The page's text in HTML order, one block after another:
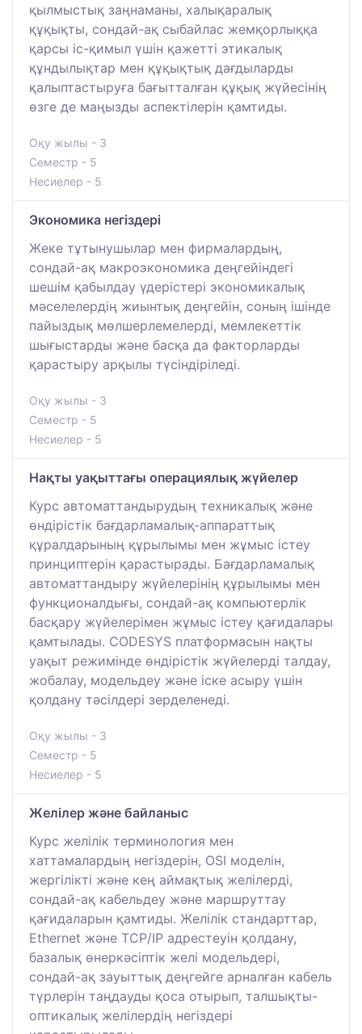
қылмыстық заңнаманы, халықаралық
құқықты, сондай-ақ сыбайлас жемқорлыққа
қарсы іс-қимыл үшін қажетті этикалық
құндылықтар мен құқықтық дағдыларды
қалыптастыруға бағытталған құқық жүйесінің
өзге де маңызды аспектілерін қамтиды.
Оқу жылы - 3
Семестр - 5
Несиелер - 5
Экономика негіздері
Жеке тұтынушылар мен фирмалардың,
сондай-ақ макроэкономика деңгейіндегі
шешім қабылдау үдерістері экономикалық
мәселелердің жиынтық деңгейін, соның ішінде
пайыздық мөлшерлемелерді, мемлекеттік
шығыстарды және басқа да факторларды
қарастыру арқылы түсіндіріледі.
Оқу жылы - 3
Семестр - 5
Несиелер - 5
Нақты уақыттағы операциялық жүйелер
Курс автоматтандырудың техникалық және
өндірістік бағдарламалық-аппараттық
құралдарының құрылымы мен жұмыс істеу
принциптерін қарастырады. Бағдарламалық
автоматтандыру жүйелерінің құрылымы мен
функционалдығы, сондай-ақ компьютерлік
басқару жүйелерімен жұмыс істеу қағидалары
қамтылады. CODESYS платформасын нақты
уақыт режимінде өндірістік жүйелерді талдау,
жобалау, модельдеу және іске асыру үшін
қолдану тәсілдері зерделенеді.
Оқу жылы - 3
Семестр - 5
Несиелер - 5
Желілер және байланыс
Курс желілік терминология мен
хаттамалардың негіздерін, OSI моделін,
жергілікті және кең аймақтық желілерді,
сондай-ақ кабельдеу және маршруттау
қағидаларын қамтиды. Желілік стандарттар,
Ethernet және TCP/IP адрестеуін қолдану,
базалық өнеркәсіптік желі модельдері,
сондай-ақ зауыттық деңгейге арналған кабель
түрлерін таңдауды қоса отырып, талшықты-
оптикалық желілердің негіздері